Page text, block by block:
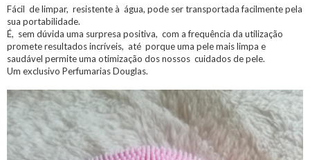
Fácil de limpar, resistente à água, pode ser transportada facilmente pela
sua portabilidade.
É, sem dúvida uma surpresa positiva, com a frequência da utilização
promete resultados incríveis, até porque uma pele mais limpa e
saudável permite uma otimização dos nossos cuidados de pele.
Um exclusivo Perfumarias Douglas.